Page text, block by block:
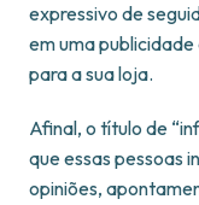
expressivo de
em uma
para a sua loja.
Afinal, o título de
que essas pessoas
opiniões,